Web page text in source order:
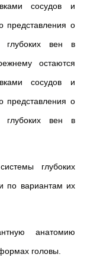
сосудов и
представления о
глубоких вен в
остаются
сосудов и
представления о
глубоких вен в
глубоких
по вариантам их
анатомию
головы.